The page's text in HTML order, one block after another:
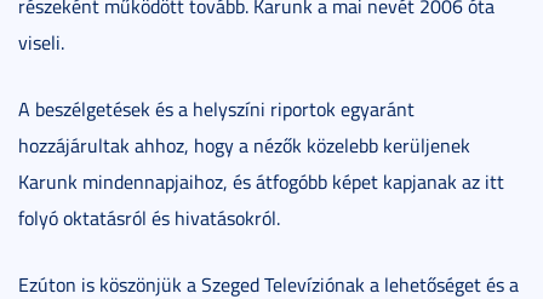
részeként működött tovább. Karunk a mai nevét 2006 óta
viseli.
A beszélgetések és a helyszíni riportok egyaránt
hozzájárultak ahhoz, hogy a nézők közelebb kerüljenek
Karunk mindennapjaihoz, és átfogóbb képet kapjanak az itt
folyó oktatásról és hivatásokról.
Ezúton is köszönjük a Szeged Televíziónak a lehetőséget és a